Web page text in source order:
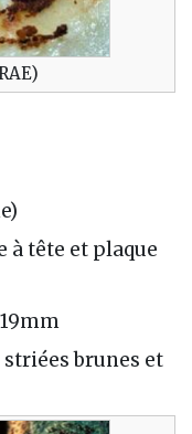
à tête et plaque
brunes et